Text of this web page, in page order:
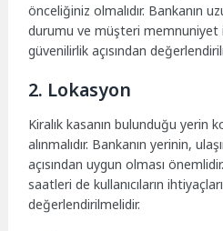
önceliğiniz olmalıdır. Bankanın
durumu ve müşteri
güvenilirlik açısından
2. Lokasyon
Kiralık kasanın bulunduğu yerin
alınmalıdır. Bankanın yerinin,
açısından uygun olması
saatleri de kullanıcıların
değerlendirilmelidir.